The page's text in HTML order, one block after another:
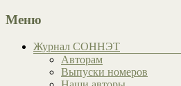
Меню
Журнал СОННЭТ
Авторам
Выпуски номеров